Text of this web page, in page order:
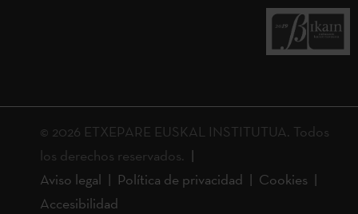
© 2026 ETXEPARE EUSKAL INSTITUTUA. Todos
los derechos reservados.
Aviso legal
Política de privacidad
Cookies
Accesibilidad